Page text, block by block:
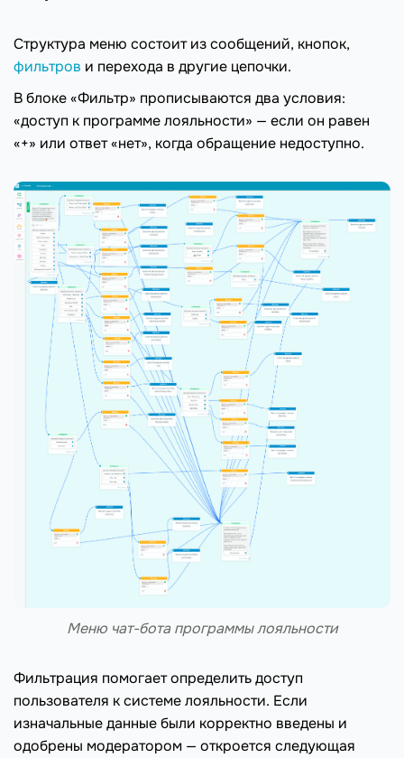
Структура меню состоит из сообщений, кнопок,
фильтров и перехода в другие цепочки.
В блоке «Фильтр» прописываются два условия:
«доступ к программе лояльности» — если он равен
«+» или ответ «нет», когда обращение недоступно.
Меню чат-бота программы лояльности
Фильтрация помогает определить доступ
пользователя к системе лояльности. Если
изначальные данные были корректно введены и
одобрены модератором — откроется следующая